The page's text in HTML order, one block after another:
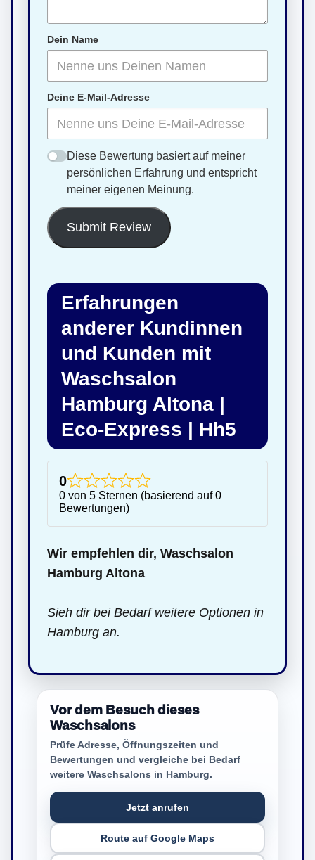
Dein Name
Deine E-Mail-Adresse
Diese Bewertung basiert auf meiner
persönlichen Erfahrung und entspricht
meiner eigenen Meinung.
Submit Review
Erfahrungen
anderer Kundinnen
und Kunden mit
Waschsalon
Hamburg Altona |
Eco-Express | Hh5
0
0 von 5 Sternen (basierend auf 0
Bewertungen)
Wir empfehlen dir, Waschsalon
Hamburg Altona
Sieh dir bei Bedarf weitere Optionen in
Hamburg an.
Vor dem Besuch dieses
Waschsalons
Prüfe Adresse, Öffnungszeiten und
Bewertungen und vergleiche bei Bedarf
weitere Waschsalons in Hamburg.
Jetzt anrufen
Route auf Google Maps